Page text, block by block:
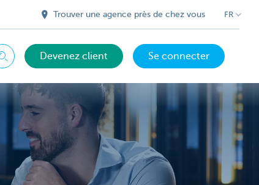
Trouver une agence près de chez vous FR
ChercherDevenez client Se connecter